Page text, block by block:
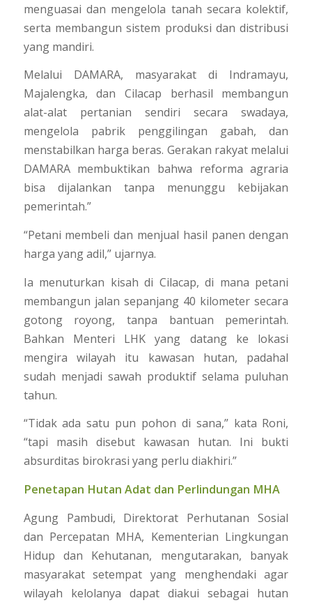
menguasai dan mengelola tanah secara kolektif,
serta membangun sistem produksi dan distribusi
yang mandiri.
Melalui DAMARA, masyarakat di Indramayu,
Majalengka, dan Cilacap berhasil membangun
alat-alat pertanian sendiri secara swadaya,
mengelola pabrik penggilingan gabah, dan
menstabilkan harga beras. Gerakan rakyat melalui
DAMARA membuktikan bahwa reforma agraria
bisa dijalankan tanpa menunggu kebijakan
pemerintah.”
“Petani membeli dan menjual hasil panen dengan
harga yang adil,” ujarnya.
Ia menuturkan kisah di Cilacap, di mana petani
membangun jalan sepanjang 40 kilometer secara
gotong royong, tanpa bantuan pemerintah.
Bahkan Menteri LHK yang datang ke lokasi
mengira wilayah itu kawasan hutan, padahal
sudah menjadi sawah produktif selama puluhan
tahun.
“Tidak ada satu pun pohon di sana,” kata Roni,
“tapi masih disebut kawasan hutan. Ini bukti
absurditas birokrasi yang perlu diakhiri.”
Penetapan Hutan Adat dan Perlindungan MHA
Agung Pambudi, Direktorat Perhutanan Sosial
dan Percepatan MHA, Kementerian Lingkungan
Hidup dan Kehutanan, mengutarakan, banyak
masyarakat setempat yang menghendaki agar
wilayah kelolanya dapat diakui sebagai hutan